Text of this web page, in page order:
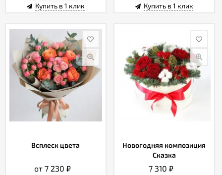
Купить в 1 клик Купить в 1 клик
Всплеск цвета
от 7 230₽
Новогодняя композиция
Сказка
7 310₽